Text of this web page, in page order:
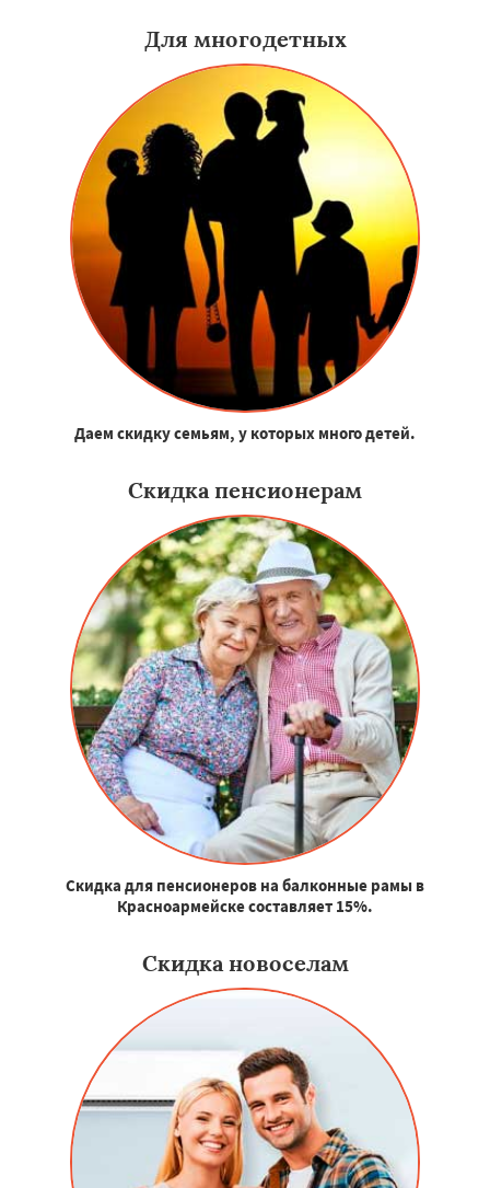
Для многодетных
Даем скидку семьям, у которых много детей.
Скидка пенсионерам
Скидка для пенсионеров на балконные рамы в
Красноармейске составляет 15%.
Скидка новоселам